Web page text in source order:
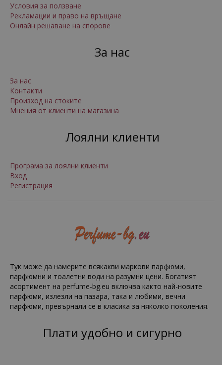
Условия за ползване
Рекламации и право на връщане
Онлайн решаване на спорове
За нас
За нас
Контакти
Произход на стоките
Мнения от клиенти на магазина
Лоялни клиенти
Програма за лоялни клиенти
Вход
Регистрация
Тук може да намерите всякакви маркови парфюми,
парфюмни и тоалетни води на разумни цени. Богатият
асортимент на perfume-bg.eu включва както най-новите
парфюми, излезли на пазара, така и любими, вечни
парфюми, превърнали се в класика за няколко поколения.
Плати удобно и сигурно